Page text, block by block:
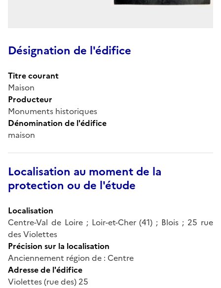
Désignation de l'édifice
Titre courant
Maison
Producteur
Monuments historiques
Dénomination de l'édifice
maison
Localisation au moment de la
protection ou de l'étude
Localisation
Centre-Val de Loire ; Loir-et-Cher (41) ; Blois ; 25 rue
des Violettes
Précision sur la localisation
Anciennement région de : Centre
Adresse de l'édifice
Violettes (rue des) 25